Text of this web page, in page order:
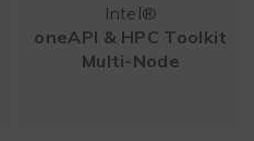
Intel®
oneAPI & HPC Toolkit
Multi-Node